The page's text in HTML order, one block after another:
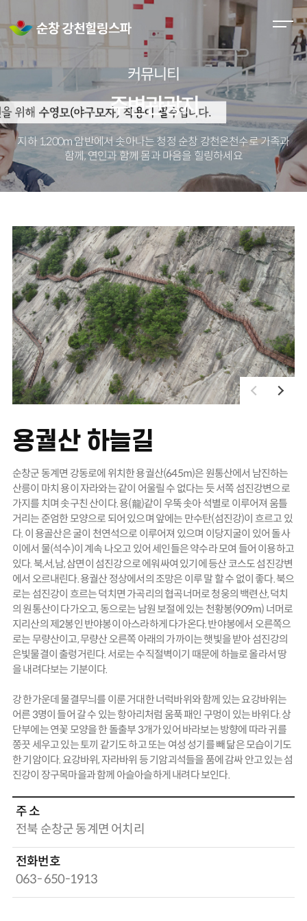
M
p
e
n
커뮤니티
주변관광지
지하 1,200m 암반에서 솟아나는 청정 순창 강천온천수로가족과
함께, 연인과 함께 몸과 마음을 힐링하세요
용궐산 하늘길
순창군 동계면 강동로에 위치한 용궐산(645m)은 원통산에서 남진하는
산릉이 마치 용이 자라와는 같이 어울릴 수 없다는 듯 서쪽 섬진강변으로
가지를 치며 솟구친 산이다. 용(龍)같이 우뚝 솟아 석별로 이루어져 움틀
거리는 준엄한 모양으로 되어 있으며 앞에는 만수탄(섬진강)이 흐르고 있
다. 이 용골산은 굴이 천연석으로 이루어져 있으며 이당지굴이 있어 돌사
이에서 물(석수)이 계속 나오고 있어 세인들은 약수라 모여 들어 이용하고
있다. 북,서,남, 삼면이 섬진강으로 에워싸여 있기에 등산 코스도 섬진강변
에서 오르내린다. 용궐산 정상에서의 조망은 이루 말 할 수 없이 좋다. 북으
로는 섬진강이 흐르는 덕치면 가곡리의 협곡너머로 청웅의 백련산, 덕치
의 원통산이 다가오고, 동으로는 남원 보절에 있는 천황봉(909m) 너머로
지리산의 제2봉인 반야봉이 아스라하게 다가온다. 반야봉에서 오른쪽으
로는 무량산이고, 무량산 오른쪽 아래의 가까이는 햇빛을 받아 섬진강의
은빛물결이 출렁거린다. 서로는 수직절벽이기 때문에 하늘로 올라서 땅
을 내려다보는 기분이다.
강 한가운데 물결무늬를 이룬 거대한 너럭바위와 함께 있는 요강바위는
어른 3명이 들어 갈 수 있는 항아리처럼 움푹 패인 구멍이 있는 바위다. 상
단부에는 연꽃 모양을 한 돌출부 3개가 있어 바라보는 방향에 따라 귀를
쫑끗 세우고 있는 토끼 같기도 하고 또는 여성 성기를 빼 닮은 모습이기도
한 기암이다. 요강바위, 자라바위 등 기암괴석들을 품에 감싸 안고 있는 섬
진강이 장구목마을과 함께 아슬아슬하게 내려다 보인다.
주 소
전북 순창군 동계면 어치리
전화번호
063- 650-1913